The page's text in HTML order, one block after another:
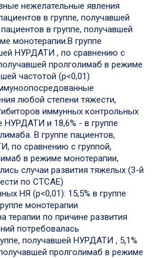
нежелательные явления
в группе, получавшей
в группе, получавшей
монотерапии.В группе
НУРДАТИ , по сравнению с
пролголимаб в режиме
частотой (p<0,01)
любой степени тяжести,
иммунных контрольных
НУРДАТИ и 18,6% - в группе
В группе пациентов,
по сравнению с группой,
в режиме монотерапии,
случаи развития тяжелых (3-й
по CTCAE)
НЯ (p<0,01): 15,5% в группе
монотерапии
терапии по причине развития
потребовалась
получавшей НУРДАТИ , 5,1%
пролголимаб в режиме